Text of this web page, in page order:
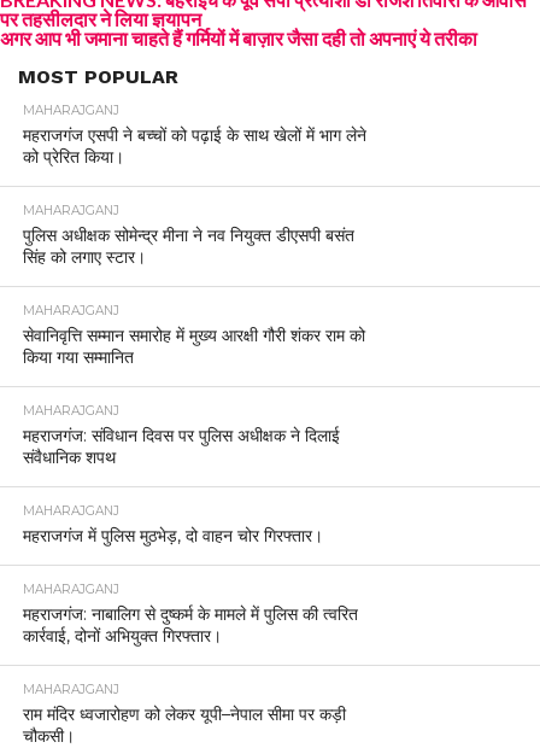
पर तहसीलदार ने लिया ज्ञयापन
अगर आप भी जमाना चाहते हैं गर्मियों में बाज़ार जैसा दही तो अपनाएं ये तरीका
MOST POPULAR
MAHARAJGANJ
महराजगंज एसपी ने बच्चों को पढ़ाई के साथ खेलों में भाग लेने
को प्रेरित किया।
MAHARAJGANJ
पुलिस अधीक्षक सोमेन्द्र मीना ने नव नियुक्त डीएसपी बसंत
सिंह को लगाए स्टार।
MAHARAJGANJ
सेवानिवृत्ति सम्मान समारोह में मुख्य आरक्षी गौरी शंकर राम को
किया गया सम्मानित
MAHARAJGANJ
महराजगंज: संविधान दिवस पर पुलिस अधीक्षक ने दिलाई
संवैधानिक शपथ
MAHARAJGANJ
महराजगंज में पुलिस मुठभेड़, दो वाहन चोर गिरफ्तार।
MAHARAJGANJ
महराजगंज: नाबालिग से दुष्कर्म के मामले में पुलिस की त्वरित
कार्रवाई, दोनों अभियुक्त गिरफ्तार।
MAHARAJGANJ
राम मंदिर ध्वजारोहण को लेकर यूपी–नेपाल सीमा पर कड़ी
चौकसी।